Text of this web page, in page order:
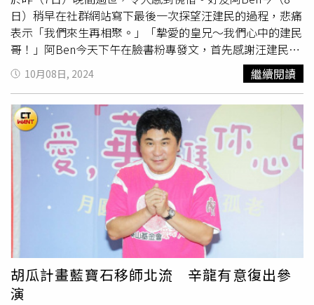
票｜Xpark × MITSUI OUTLET PARK 林口想來場涼爽又超
值的小旅遊—「Xpark × MITSUI OUTLET PARK 林口」套
票，內含Xpark門票一張，三井OUTLET林口$200禮券（需
加入三井會員）。從白天漫遊夢幻海洋世界，再到涼爽的室
內OUTLET盡情購物、用餐，無論親子同遊或好友同行，給
您名符其實的涼夏玩樂血拚體驗。販售時間：
2025/7/1（二）~2025/8/31（日）優惠價格：成人
$600（價值$800），學生$430（價值$630），孩童
$270（價值$470），博愛$270（價值$470），約57~75
折。日系都會型水族館唯一在台據點Xpark，將以創新展示
與溫暖行動，推動更多跨域展覽與國際交流，下一個五年，
讓您我攜手台灣的海洋教育持續與世界並行，共創每個精彩
會持續捐薪並親身擔任志工，歡迎各界響應，也祝大家新年
快樂。
日）稍早在社群網站寫下最後一次探望汪建民的過程，悲痛
表示「我們來生再相聚。」「摯愛的皇兄～我們心中的建民
哥！」阿Ben今天下午在臉書粉專發文，首先感謝汪建民為
閃亮之星、
、漢堡蛋做的一切，「這些都將存留
在大家心中，我們也會持續為公益而戰！雖然在後期你也不
方便出席漢堡蛋聚餐，身體健康也不允許你來球場與我們同
樂，但你心裡總是關心著球隊的大小事務」。阿Ben表示，
他和汪建民一起經歷明星籃球隊、閃亮之星、仨個口、漢堡
蛋，對方從自己單身一路看著他成家，一直到現在有了3個
孩子，孩子們也都叫他「建民阿北」，汪建民對他和家人而
言就是永遠的哥。阿Ben回憶，自己最後一次去探望汪建民
時，特地帶了對方最愛的可樂，「在病床邊你緊握著我的
手…我也在心中為你禱告。謝謝你的諒解…更謝謝你此生為
弱勢所做的一切，沒有病痛了～大口喝可樂吧！我們來生再
相聚。也希望大哥們／大姐們都可以高抬貴手，建民哥所留
下的情債／錢債都可以隨風而去」。
10月08日, 2024 繼續閱讀
胡瓜計畫藍寶石移師北流 辛龍有意復出參
演